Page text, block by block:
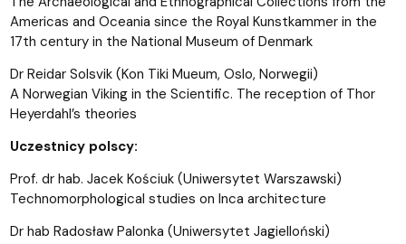
Americas and Oceania since the Royal Kunstkammer in the
17th century in the National Museum of Denmark
Dr Reidar Solsvik (Kon Tiki Mueum, Oslo, Norwegii)
A Norwegian Viking in the Scientific. The reception of Thor
Heyerdahl’s theories
Uczestnicy polscy:
Prof. dr hab. Jacek Kościuk (Uniwersytet Warszawski)
Technomorphological studies on Inca architecture
Dr hab Radosław Palonka (Uniwersytet Jagielloński)